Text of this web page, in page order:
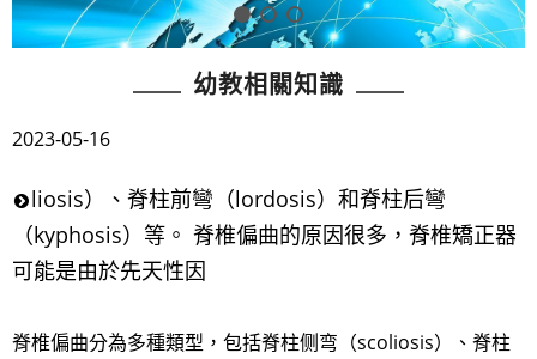
幼教相關知識
2023-05-16
liosis）、脊柱前彎（lordosis）和脊柱后彎
（kyphosis）等。 脊椎偏曲的原因很多，脊椎矯正器
可能是由於先天性因
脊椎偏曲分為多種類型，包括脊柱侧弯（scoliosis）、脊柱